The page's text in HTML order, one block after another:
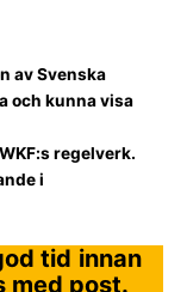
av Svenska
och kunna visa
regelverk.
i
tid innan
med post.